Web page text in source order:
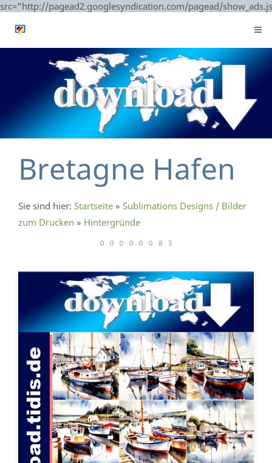
src="http://pagead2.googlesyndication.com/pagead/
Bretagne Hafen
Sie sind hier: Startseite » Sublimations Designs / Bilder
zum Drucken » Hintergründe